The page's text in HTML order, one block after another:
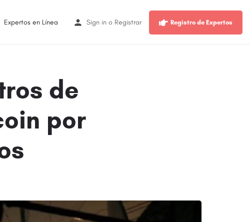
Expertos en Línea Sign in o Registrar Registro de Expertos
de
por